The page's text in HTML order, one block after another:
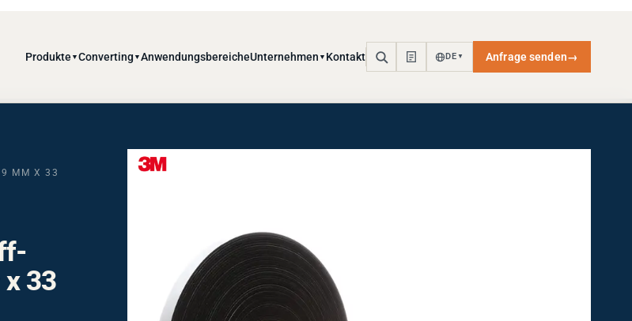
Kontakt DE
MM X 33
33